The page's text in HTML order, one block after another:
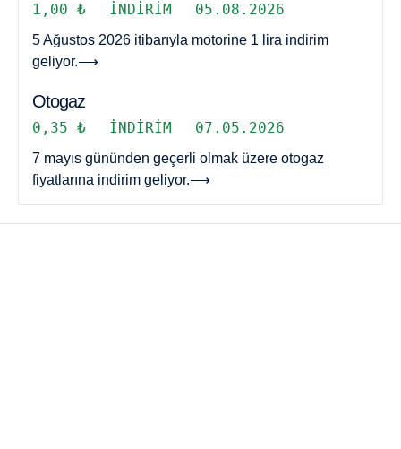
1,00 ₺ İNDIRIM 05.08.2026
5 Ağustos 2026 itibarıyla motorine 1 lira indirim
geliyor.⟶
Otogaz
0,35 ₺ İNDIRIM 07.05.2026
7 mayıs gününden geçerli olmak üzere otogaz
fiyatlarına indirim geliyor.⟶